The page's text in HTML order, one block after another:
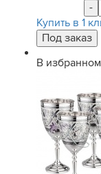
-
Купить в 1
В избранном